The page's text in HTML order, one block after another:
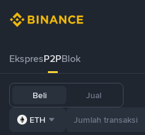
EkspresP2PBlok
Beli Jual
ETH